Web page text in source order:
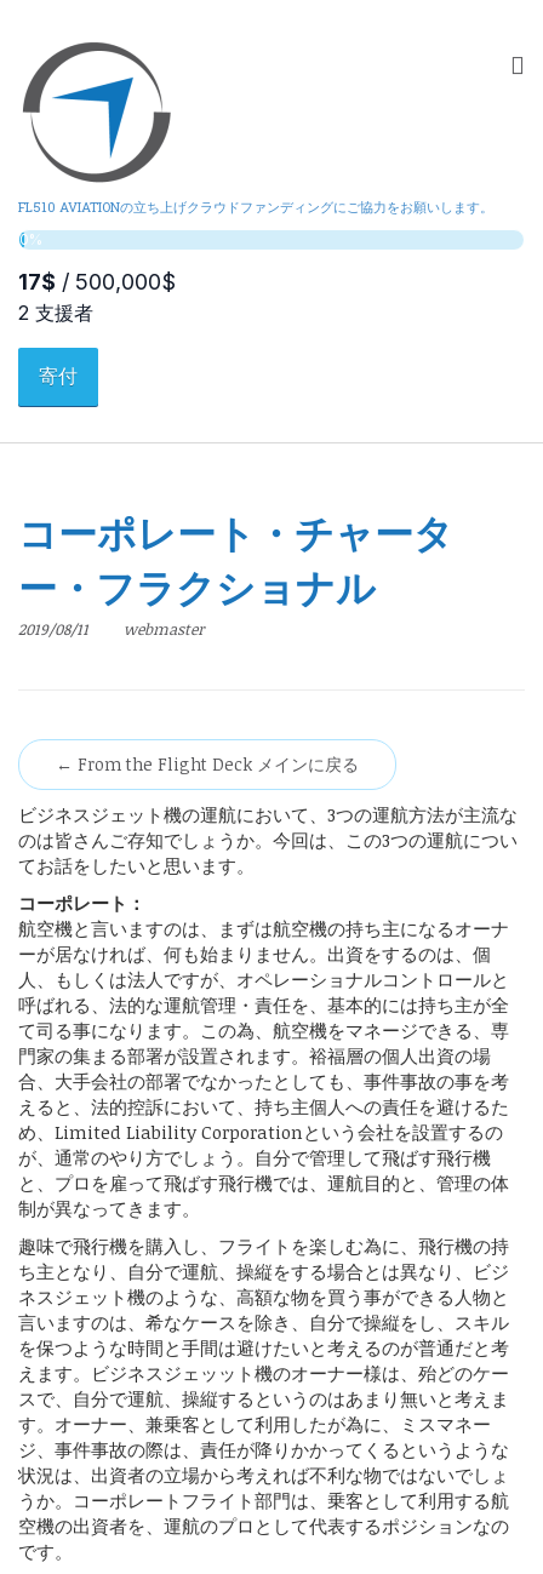
FL510 AVIATIONの立ち上げクラウドファンディングにご協力をお願いします。
寄付
コーポレート・チャータ
ー・フラクショナル
2019/08/11 webmaster
← From the Flight Deck メインに戻る
ビジネスジェット機の運航において、3つの運航方法が主流な
のは皆さんご存知でしょうか。今回は、この3つの運航につい
てお話をしたいと思います。
コーポレート：
航空機と言いますのは、まずは航空機の持ち主になるオーナ
ーが居なければ、何も始まりません。出資をするのは、個
人、もしくは法人ですが、オペレーショナルコントロールと
呼ばれる、法的な運航管理・責任を、基本的には持ち主が全
て司る事になります。この為、航空機をマネージできる、専
門家の集まる部署が設置されます。裕福層の個人出資の場
合、大手会社の部署でなかったとしても、事件事故の事を考
えると、法的控訴において、持ち主個人への責任を避けるた
め、Limited Liability Corporationという会社を設置するの
が、通常のやり方でしょう。自分で管理して飛ばす飛行機
と、プロを雇って飛ばす飛行機では、運航目的と、管理の体
制が異なってきます。
趣味で飛行機を購入し、フライトを楽しむ為に、飛行機の持
ち主となり、自分で運航、操縦をする場合とは異なり、ビジ
ネスジェット機のような、高額な物を買う事ができる人物と
言いますのは、希なケースを除き、自分で操縦をし、スキル
を保つような時間と手間は避けたいと考えるのが普通だと考
えます。ビジネスジェッット機のオーナー様は、殆どのケー
スで、自分で運航、操縦するというのはあまり無いと考えま
す。オーナー、兼乗客として利用したが為に、ミスマネー
ジ、事件事故の際は、責任が降りかかってくるというような
状況は、出資者の立場から考えれば不利な物ではないでしょ
うか。コーポレートフライト部門は、乗客として利用する航
空機の出資者を、運航のプロとして代表するポジションなの
です。